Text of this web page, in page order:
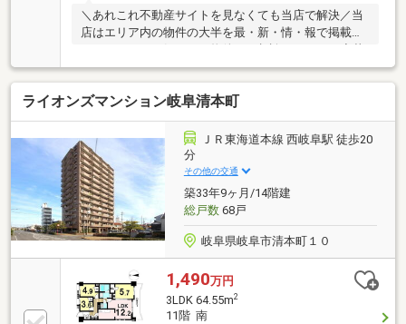
＼あれこれ不動産サイトを見なくても当店で解決／当
店はエリア内の物件の大半を最・新・情・報で掲載！
ほかのページで気になる物件もご相談ください。◆華
陽小学校／梅林中学校◆岐阜バス「名鉄岐阜」停 徒
歩約5分◆即お引渡し可能◆オートロック付きで安心
◆令和8年9月下旬リノベ実施※写真をクリックする
と、詳細をご覧いただけます。＝＝＝＝＝＝＝＝＝＝
＝＝＝＝＝＝＝＝＝＝＝＝＝＝＝《平日もご案内可能
です♪》地域密着店の私達は、周辺環境、相場、お得
な住宅ローンプランなど丁寧にご案内できます。＝＝
＝＝＝＝＝＝＝＝＝＝＝＝＝＝＝＝＝＝＝＝＝＝＝
ライオンズマンション岐阜清本町
ＪＲ東海道本線 西岐阜駅 徒歩20
分
その他の交通
築33年9ヶ月/14階建
総戸数68戸
岐阜県岐阜市清本町１０
1,490万円
3LDK 64.55m2
11階 南